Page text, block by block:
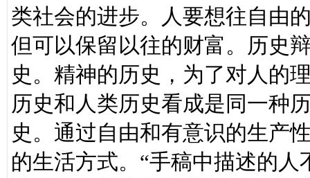
类社会的进步。人要想往自由
但可以保留以往的财富。历史
史。精神的历史，为了对人的
历史和人类历史看成是同一种
史。通过自由和有意识的生产
的生活方式。“手稿中描述的